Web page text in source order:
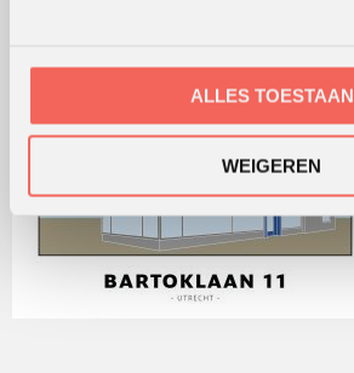
ALLES TOESTAAN
WEIGEREN